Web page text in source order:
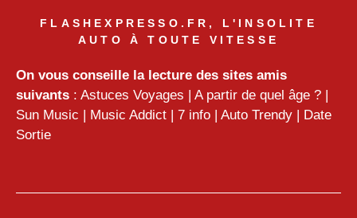
FLASHEXPRESSO.FR, L'INSOLITE
AUTO À TOUTE VITESSE
On vous conseille la lecture des sites amis
suivants : Astuces Voyages | A partir de quel âge ? |
Sun Music | Music Addict | 7 info | Auto Trendy | Date
Sortie